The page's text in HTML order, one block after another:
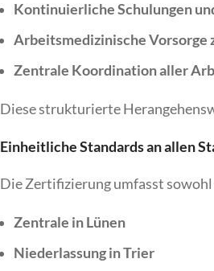
Kontinuierliche Schulungen
Arbeitsmedizinische Vorsorge
Zentrale Koordination aller
Diese strukturierte
Einheitliche Standards an allen
Die Zertifizierung umfasst sowohl
Zentrale in Lünen
Niederlassung in Trier